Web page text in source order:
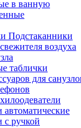
в ванную
Подстаканники
воздуха
таблички
для
автоматические
с ручкой